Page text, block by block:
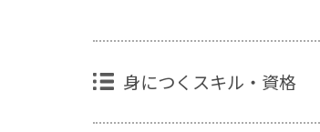
身につくスキル・資格